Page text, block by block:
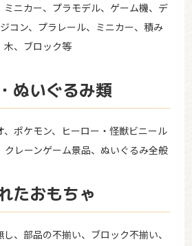
ニカー、プラモデル、ゲーム機、デ
コン、プラレール、ミニカー、積み
木、ブロック等
ぬいぐるみ類
、ポケモン、ヒーロー・怪獣ビニール
レーンゲーム景品、ぬいぐるみ全般
たおもちゃ
、部品の不揃い、ブロック不揃い、